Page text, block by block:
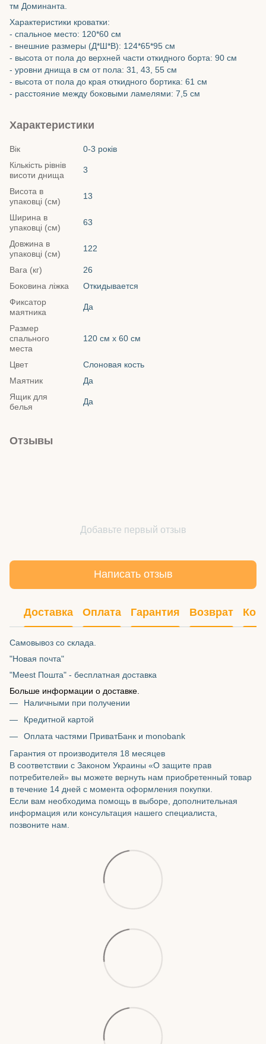
тм Доминанта.
Характеристики кроватки:
- спальное место: 120*60 см
- внешние размеры (Д*Ш*В): 124*65*95 см
- высота от пола до верхней части откидного борта: 90 см
- уровни днища в см от пола: 31, 43, 55 см
- высота от пола до края откидного бортика: 61 см
- расстояние между боковыми ламелями: 7,5 см
Характеристики
Вік
0-3 років
Кількість рівнів
висоти днища
3
Висота в
упаковці (см)
13
Ширина в
упаковці (см)
63
Довжина в
упаковці (см)
122
Вага (кг)
26
Боковина ліжка
Откидывается
Фиксатор
маятника
Да
Размер
спального
места
120 см х 60 см
Цвет
Слоновая кость
Маятник
Да
Ящик для
белья
Да
Отзывы
Добавьте первый отзыв
Написать отзыв
Доставка Оплата Гарантия Возврат
Самовывоз со склада.
"Новая почта"
"Meest Пошта" - бесплатная доставка
Больше информации о доставке.
Наличными при получении
Кредитной картой
Оплата частями ПриватБанк и monobank
Гарантия от производителя 18 месяцев
В соответствии с Законом Украины «О защите прав
потребителей» вы можете вернуть нам приобретенный товар
в течение 14 дней с момента оформления покупки.
Если вам необходима помощь в выборе, дополнительная
информация или консультация нашего специалиста,
позвоните нам.